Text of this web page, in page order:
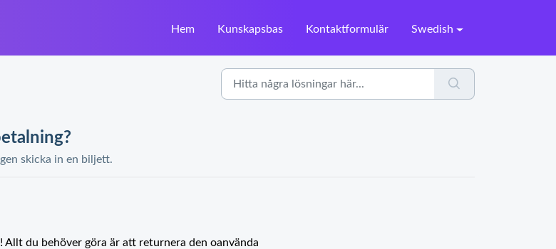
Hem Kunskapsbas Kontaktformulär Swedish
skicka in en biljett.
du behöver göra är att returnera den oanvända